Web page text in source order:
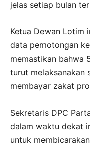
jelas setiap bulan
Ketua Dewan Lotim
data pemotongan
memastikan bahwa
turut melaksanakan
membayar zakat
Sekretaris DPC
dalam waktu dekat
untuk